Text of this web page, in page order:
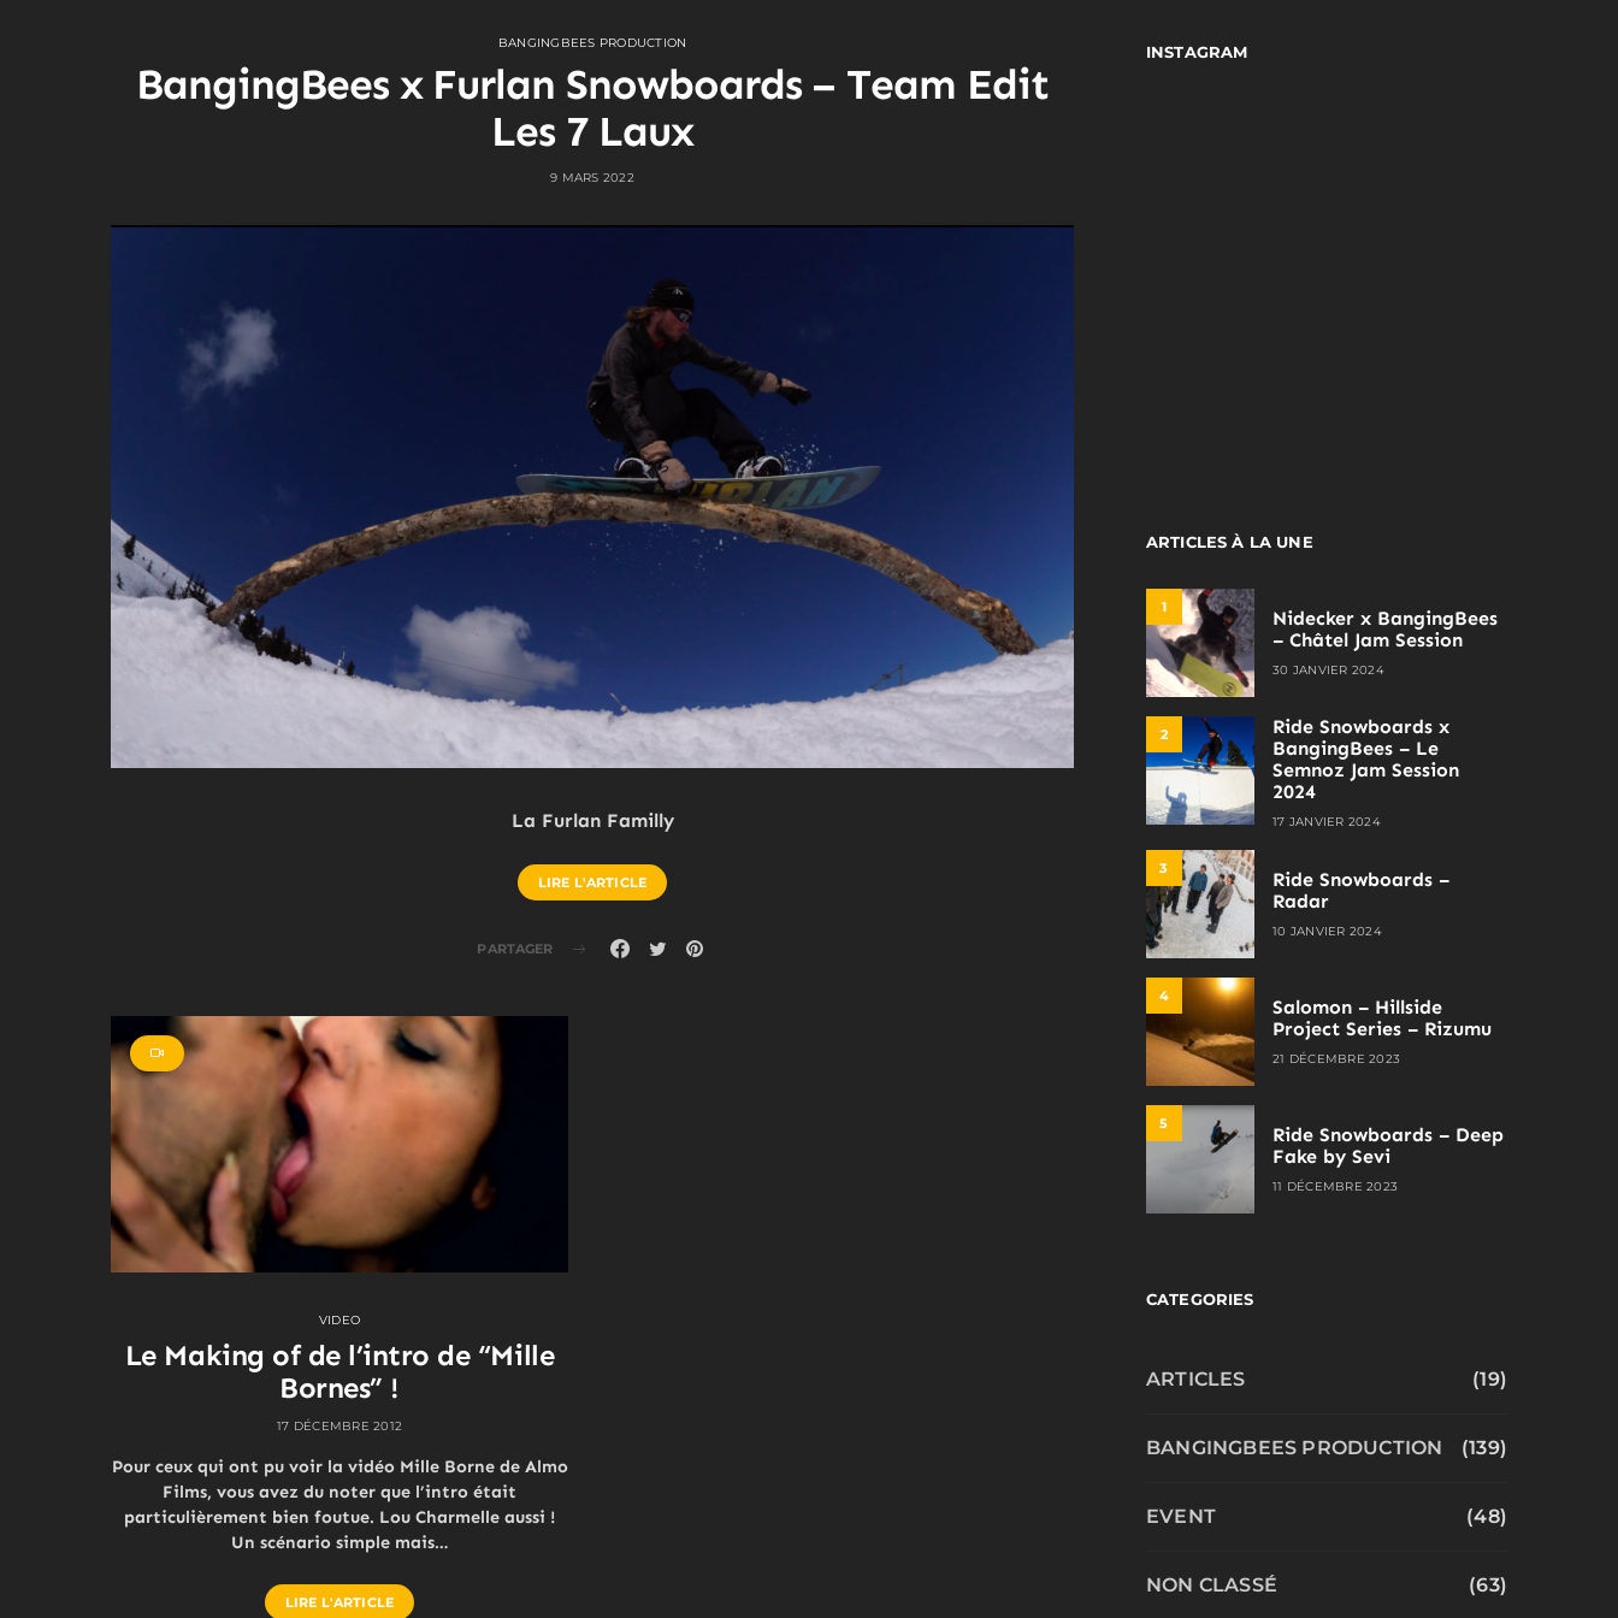
BANGINGBEES PRODUCTION
BangingBees x Furlan Snowboards – Team Edit
Les 7 Laux
9 MARS 2022
La Furlan Familly
LIRE L'ARTICLE
PARTAGER
VIDEO
Le Making of de l’intro de “Mille
Bornes” !
17 DÉCEMBRE 2012
Pour ceux qui ont pu voir la vidéo Mille Borne de Almo
Films, vous avez du noter que l’intro était
particulièrement bien foutue. Lou Charmelle aussi !
Un scénario simple mais…
LIRE L'ARTICLE
INSTAGRAM
ARTICLES À LA UNE
1
Nidecker x BangingBees
– Châtel Jam Session
30 JANVIER 2024
2
Ride Snowboards x
BangingBees – Le
Semnoz Jam Session
2024
17 JANVIER 2024
3
Ride Snowboards –
Radar
10 JANVIER 2024
4
Salomon – Hillside
Project Series – Rizumu
21 DÉCEMBRE 2023
5
Ride Snowboards – Deep
Fake by Sevi
11 DÉCEMBRE 2023
CATEGORIES
ARTICLES (19)
BANGINGBEES PRODUCTION (139)
EVENT (48)
NON CLASSÉ (63)